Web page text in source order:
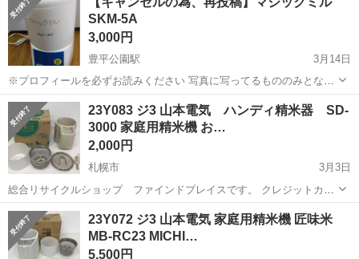
ョップ アウトレットモノハウス厚別店です。 -------...
SKM-5A
3,000円
豊平公園駅
3月14日
※プロフィールを必ずお読みください 写真に写ってるもののみとなり
ます。 まだまだ使用できる為、お安くお譲りいたします。
北海道 札幌市 キッチン家電 ミル
23Y083 ジ3 山本電気 ハンディ精米器 SD-
3000 家庭用精米機 お…
2,000円
札幌市
3月3日
総合リサイクルショップ ファインドプレイスです。 クレジットカー
ド決済、メルペイ対応！ ------------------------------------------------------------- ■
商品...
北海道 札幌市 キッチン家電 ファインドプレイス
23Y072 ジ3 山本電気 家庭用精米機 匠味米
MB-RC23 MICHI…
5,500円